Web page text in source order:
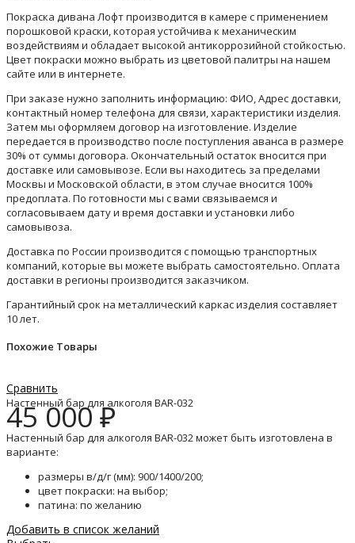
Покраска дивана Лофт производится в камере с применением
порошковой краски, которая устойчива к механическим
воздействиям и обладает высокой антикоррозийной стойкостью.
Цвет покраски можно выбрать из цветовой палитры на нашем
сайте или в интернете.
При заказе нужно заполнить информацию: ФИО, Адрес доставки,
контактный номер телефона для связи, характеристики изделия.
Затем мы оформляем договор на изготовление. Изделие
передается в производство после поступления аванса в размере
30% от суммы договора. Окончательный остаток вносится при
доставке или самовывозе. Если вы находитесь за пределами
Москвы и Московской области, в этом случае вносится 100%
предоплата. По готовности мы с вами связываемся и
согласовываем дату и время доставки и установки либо
самовывоза.
Доставка по России производится с помощью транспортных
компаний, которые вы можете выбрать самостоятельно. Оплата
доставки в регионы производится заказчиком.
Гарантийный срок на металлический каркас изделия составляет
10 лет.
Похожие Товары
Сравнить
Настенный бар для алкоголя BAR-032
45 000₽
Настенный бар для алкоголя BAR-032 может быть изготовлена в
варианте:
размеры в/д/г (мм): 900/1400/200;
цвет покраски: на выбор;
патина: по желанию
Добавить в список желаний